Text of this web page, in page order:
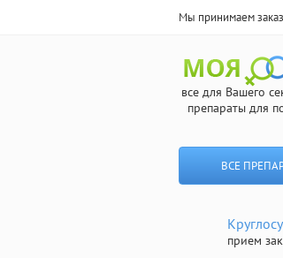
Мы принимаем
все для Вашего
препараты для
ВСЕ
прием